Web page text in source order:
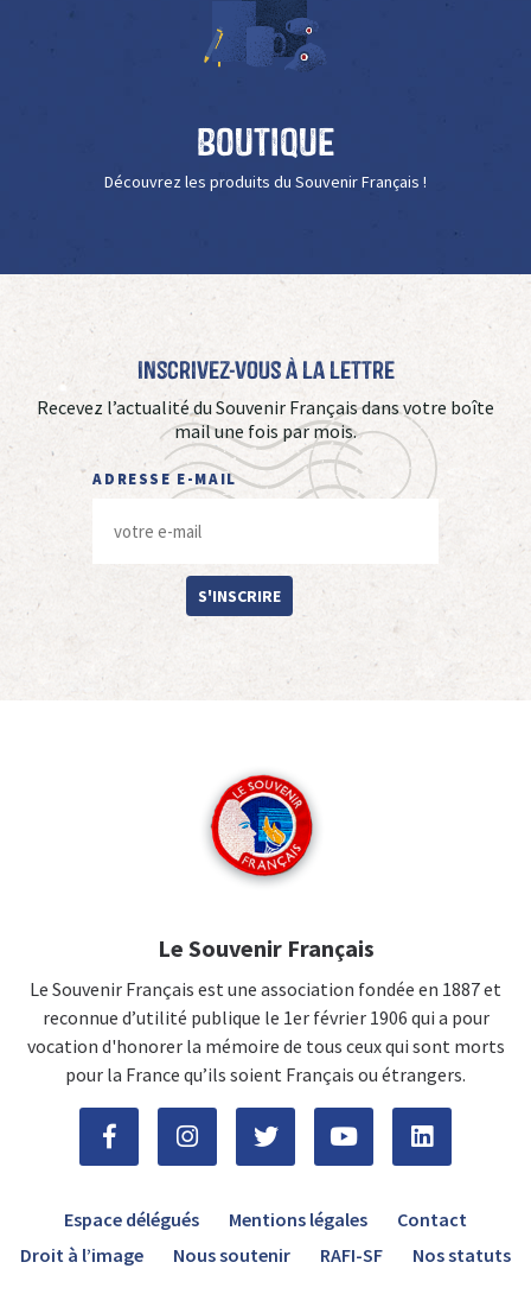
Boutique
Découvrez les produits du Souvenir Français !
Inscrivez-vous à La Lettre
Recevez l’actualité du Souvenir Français dans votre boîte
mail une fois par mois.
ADRESSE E-MAIL
S'INSCRIRE
Le Souvenir Français
Le Souvenir Français est une association fondée en 1887 et
reconnue d’utilité publique le 1er février 1906 qui a pour
vocation d'honorer la mémoire de tous ceux qui sont morts
pour la France qu’ils soient Français ou étrangers.
Espace délégués Mentions légales
Contact
Droit à l’image
Nous soutenir RAFI-SF Nos statuts